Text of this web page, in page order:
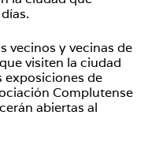
vecinos y vecinas de
visiten la ciudad
exposiciones de
Complutense
abiertas al